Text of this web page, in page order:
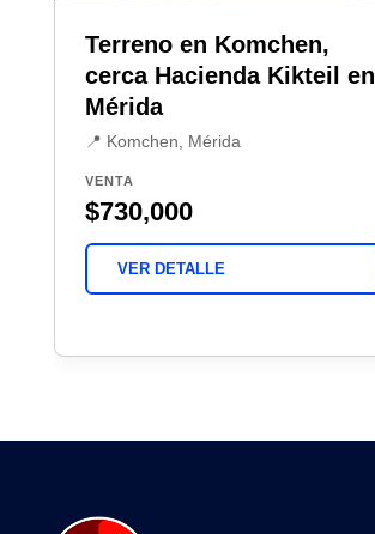
Terreno en Komchen,
cerca Hacienda Kikteil en
Mérida
📍 Komchen, Mérida
VENTA
$730,000
VER DETALLE